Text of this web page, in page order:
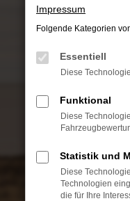
Impressum
Folgende Kategorien
Essentiell
Diese
Funktional
Diese
Statistik und
Diese
Technologien
die für Ihre